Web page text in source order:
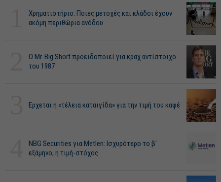
Χρηματιστήριο: Ποιες μετοχές και κλάδοι έχουν
ακόμη περιθώρια ανόδου
O Mr. Big Short προειδοποιεί για κραχ αντίστοιχο
του 1987
Ερχεται η «τέλεια καταιγίδα» για την τιμή του καφέ
NBG Securities για Metlen: Ισχυρότερο το β'
εξάμηνο, η τιμή-στόχος